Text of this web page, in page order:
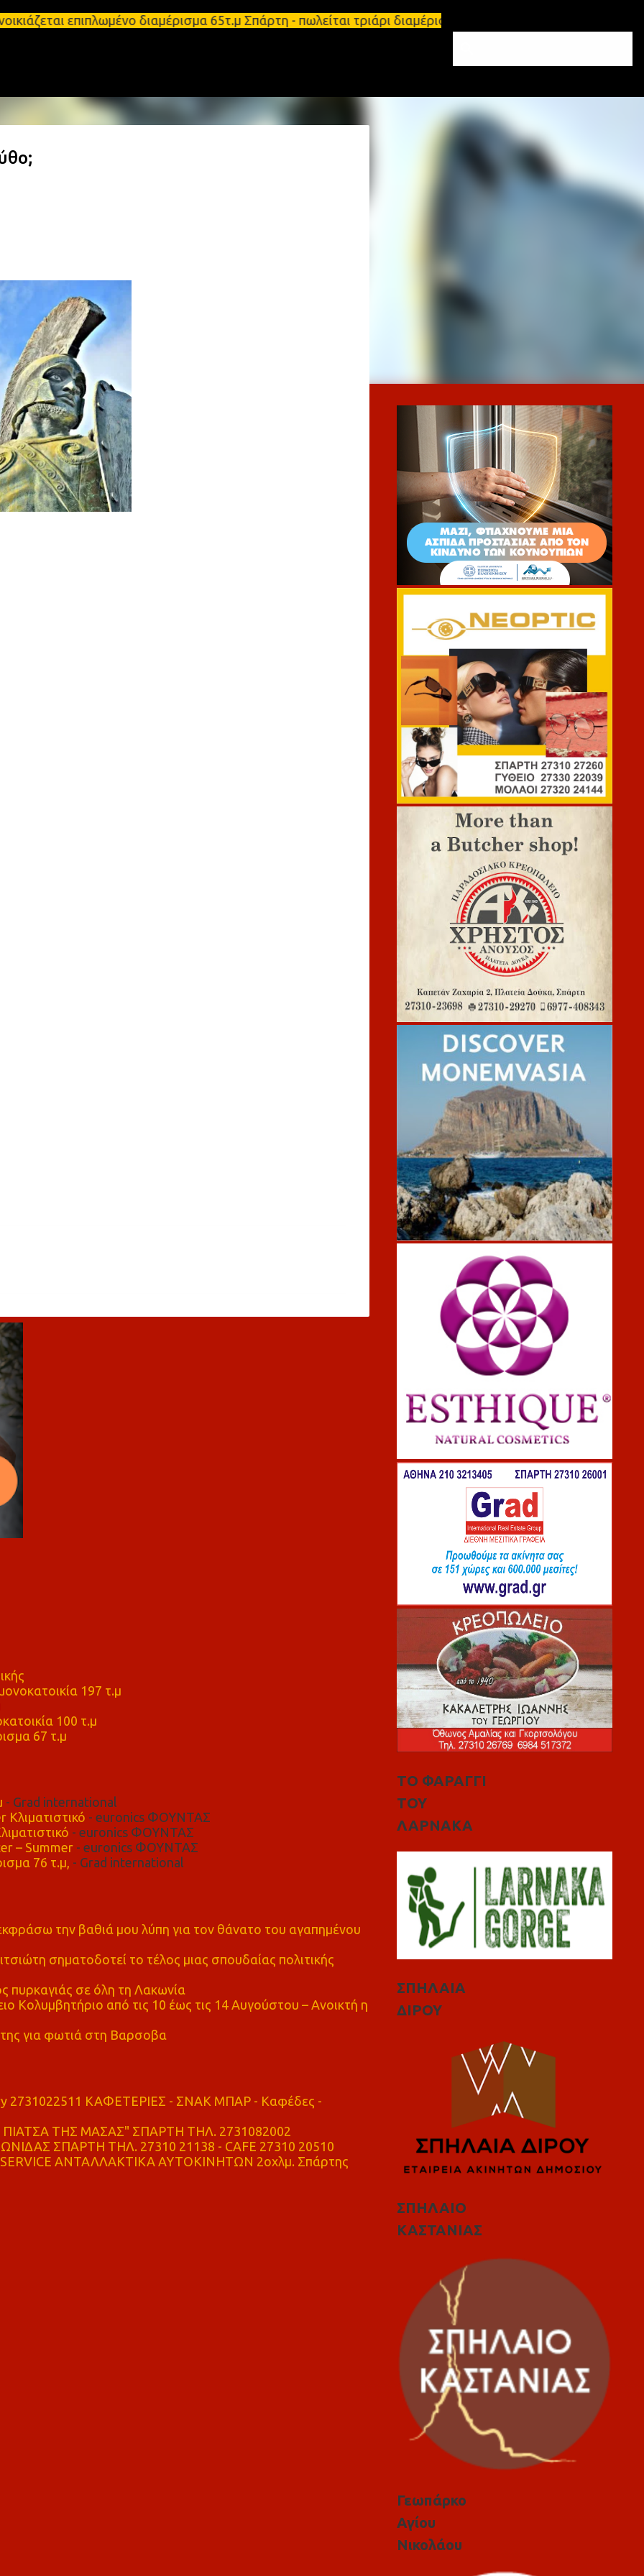
Μετάβαση στο κύριο περιεχόμενο
επιπλωμένο διαμέρισμα 65τ.μ Σπάρτη - πωλείται τριάρι διαμέρισμα 91τ.μ Ζητούνται
197 τ.μ
100 τ.μ
67 τ.μ
- Grad international
- euronics ΦΟΥΝΤΑΣ
- euronics ΦΟΥΝΤΑΣ
– Summer- euronics ΦΟΥΝΤΑΣ
76 τ.μ, - Grad international
την βαθιά μου λύπη για τον θάνατο του αγαπημένου
σηματοδοτεί το τέλος μιας σπουδαίας πολιτικής
πυρκαγιάς σε όλη τη Λακωνία
Κολυμβητήριο από τις 10 έως τις 14 Αυγούστου – Ανοικτή η
για φωτιά στη Βαρσοβα
2731022511 ΚΑΦΕΤΕΡΙΕΣ - ΣΝΑΚ ΜΠΑΡ - Καφέδες -
ΤΗΣ ΜΑΣΑΣ" ΣΠΑΡΤΗ ΤΗΛ. 2731082002
ΣΠΑΡΤΗ ΤΗΛ. 27310 21138 - CAFE 27310 20510
ΑΝΤΑΛΛΑΚΤΙΚΑ ΑΥΤΟΚΙΝΗΤΩΝ 2οχλμ. Σπάρτης
ΤΟ ΦΑΡΑΓΓΙ
ΤΟΥ
ΛΑΡΝΑΚΑ
ΣΠΗΛΑΙΑ
ΔΙΡΟΥ
ΣΠΗΛΑΙΟ
ΚΑΣΤΑΝΙΑΣ
Γεωπάρκο
Αγίου
Νικολάου